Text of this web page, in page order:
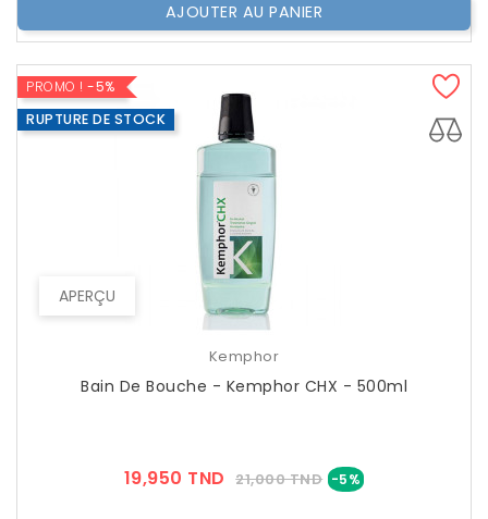
AJOUTER AU PANIER
APERÇU
PROMO ! -5%
RUPTURE DE STOCK
Kemphor
Bain De Bouche - Kemphor CHX - 500ml
19,950 TND Prix
21,000 TND -5%Prix